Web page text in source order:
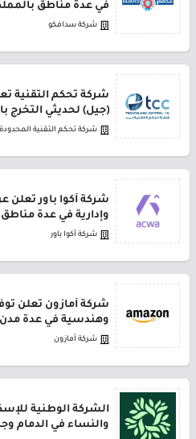
في عدة مناطق
شركة سدافكو
شركة تحكم التقنية
(جيل) لحديثي التخرج
شركة تحكم التقنية المحدودة
شركة أكوا باور
وإدارية في عدة
شركة أكوا باور
شركة أمازون تعلن
وهندسية في عدة مدن
شركة أمازون
الشركة الوطنية
والنساء في الدمام